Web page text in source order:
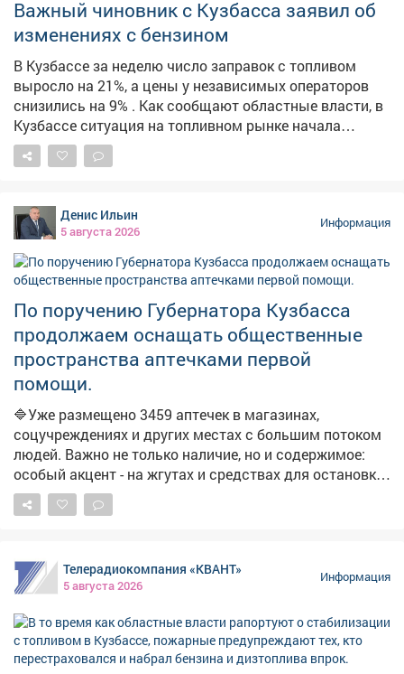
Важный чиновник с Кузбасса заявил об
изменениях с бензином
В Кузбассе за неделю число заправок с топливом
выросло на 21%, а цены у независимых операторов
снизились на 9% . Как сообщают областные власти, в
Кузбассе ситуация на топливном рынке начала
стабилизироваться. По их данным, за неделю
количество АЗС, на которых есть топливо, выросло на
операторов снизились на 9%. На штабе обсудили
текущую обстановку и отметили, что ажиотажный
спрос удалось снять, очереди на заправках
сократились. Для дальнейшей стабилизации
налаживается координация между независимыми
сетями, производителями и логистическими
операторами. Власти фиксируют жалобы из
отдельных поселений на отсутствие топлива. Главам
поручено отслеживать каждый сигнал и оперативно
отрабатывать проблемные точки. В ближайшие дни
повысит долю работающих АЗС. Запас топлива для
уборочной кампании уже сформирован, утверждён
чёткий график поставок.
Денис Ильин
5 августа 2026
Информация
По поручению Губернатора Кузбасса
продолжаем оснащать общественные
пространства аптечками первой
помощи.
🔷Уже размещено 3459 аптечек в магазинах,
соцучреждениях и других местах с большим потоком
людей. Важно не только наличие, но и содержимое:
особый акцент - на жгутах и средствах для остановки
кровотечений. ➡️Параллельно продолжаем
мониторинг укрытий. На фото - укрытия в
Телерадиокомпания «КВАНТ»
5 августа 2026
Информация